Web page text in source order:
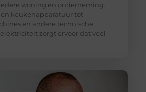
woning en onderneming.
keukenapparatuur tot
en andere technische
zorgt ervoor dat veel